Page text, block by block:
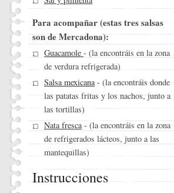
Para acompañar (estas tres salsas
son de Mercadona):
Guacamole - (la encontráis en la zona
de verdura refrigerada)
Salsa mexicana- (la encontráis donde
las patatas fritas y los nachos, junto a
las tortillas)
Nata fresca- (la encontráis en la zona
de refrigerados lácteos, junto a las
mantequillas)
Instrucciones